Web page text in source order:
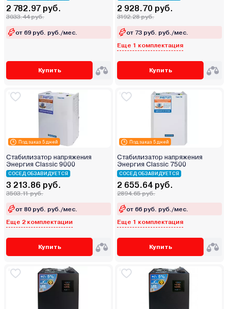
2 782.97 руб.
3033.44 руб.
от 69 руб. руб./мес.
Купить
2 928.70 руб.
3192.28 руб.
от 73 руб. руб./мес.
Еще 1 комплектация
Купить
Под заказ 5 дней
Стабилизатор напряжения
Энергия Classic 9000
СОСЕД ОБЗАВИДУЕТСЯ
3 213.86 руб.
3503.11 руб.
от 80 руб. руб./мес.
Еще 2 комплектации
Купить
Под заказ 5 дней
Стабилизатор напряжения
Энергия Classic 7500
СОСЕД ОБЗАВИДУЕТСЯ
2 655.64 руб.
2894.65 руб.
от 66 руб. руб./мес.
Еще 1 комплектация
Купить